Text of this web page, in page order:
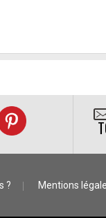
? Mentions